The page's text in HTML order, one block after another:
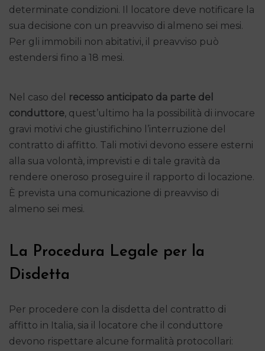
determinate condizioni. Il locatore deve notificare la
sua decisione con un preavviso di almeno sei mesi.
Per gli immobili non abitativi, il preavviso può
estendersi fino a 18 mesi.
Nel caso del
recesso anticipato da parte del
conduttore, quest’ultimo ha la possibilità di invocare
gravi motivi che giustifichino l’interruzione del
contratto di affitto. Tali motivi devono essere esterni
alla sua volontà, imprevisti e di tale gravità da
rendere oneroso proseguire il rapporto di locazione.
È prevista una comunicazione di preavviso di
almeno sei mesi.
La Procedura Legale per la
Disdetta
Per procedere con la disdetta del contratto di
affitto in Italia, sia il locatore che il conduttore
devono rispettare alcune formalità protocollari: